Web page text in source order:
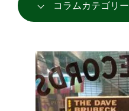
コラムカテゴリー